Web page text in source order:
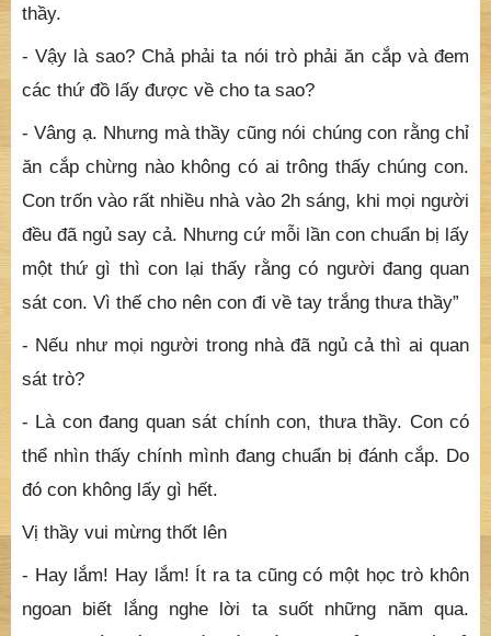
thầy.
- Vậy là sao? Chả phải ta nói trò phải ăn cắp và đem
các thứ đồ lấy được về cho ta sao?
- Vâng ạ. Nhưng mà thầy cũng nói chúng con rằng chỉ
ăn cắp chừng nào không có ai trông thấy chúng con.
Con trốn vào rất nhiều nhà vào 2h sáng, khi mọi người
đều đã ngủ say cả. Nhưng cứ mỗi lần con chuẩn bị lấy
một thứ gì thì con lại thấy rằng có người đang quan
sát con. Vì thế cho nên con đi về tay trắng thưa thầy”
- Nếu như mọi người trong nhà đã ngủ cả thì ai quan
sát trò?
- Là con đang quan sát chính con, thưa thầy. Con có
thể nhìn thấy chính mình đang chuẩn bị đánh cắp. Do
đó con không lấy gì hết.
Vị thầy vui mừng thốt lên
- Hay lắm! Hay lắm! Ít ra ta cũng có một học trò khôn
ngoan biết lắng nghe lời ta suốt những năm qua.